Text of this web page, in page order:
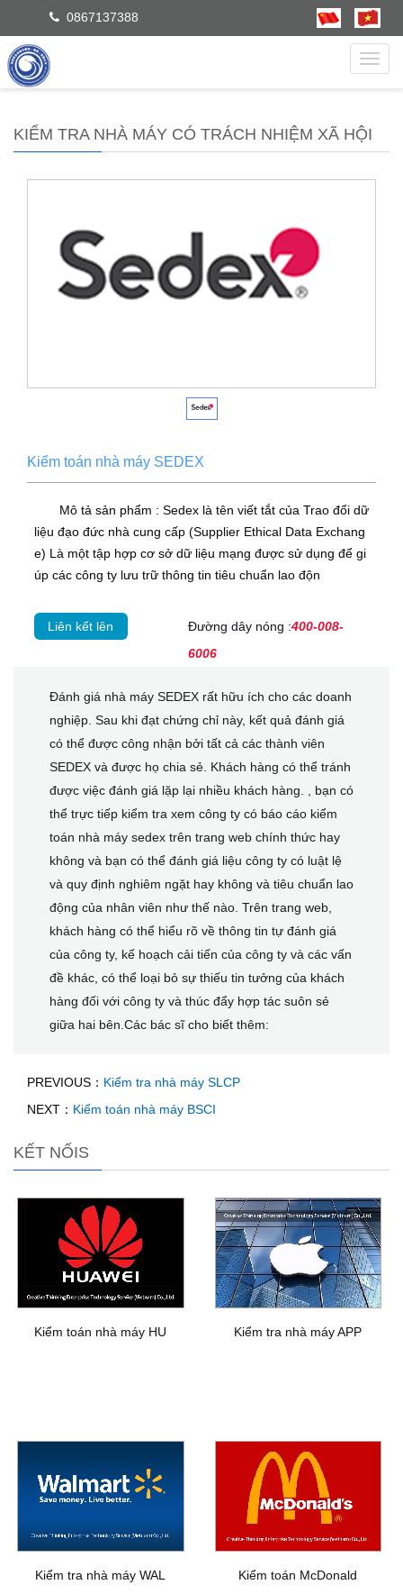
0867137388
dẫn
KIỂM TRA NHÀ MÁY CÓ TRÁCH NHIỆM XÃ HỘI
Kiểm toán nhà máy SEDEX
Mô tả sản phẩm : Sedex là tên viết tắt của Trao đổi dữ
liệu đạo đức nhà cung cấp (Supplier Ethical Data Exchang
e) Là một tập hợp cơ sở dữ liệu mạng được sử dụng để gi
úp các công ty lưu trữ thông tin tiêu chuẩn lao độn
Liên kết lên Đường dây nóng :400-008-
6006
Đánh giá nhà máy SEDEX rất hữu ích cho các doanh
nghiệp. Sau khi đạt chứng chỉ này, kết quả đánh giá
có thể được công nhận bởi tất cả các thành viên
SEDEX và được họ chia sẻ. Khách hàng có thể tránh
được việc đánh giá lặp lại nhiều khách hàng. , bạn có
thể trực tiếp kiểm tra xem công ty có báo cáo kiểm
toán nhà máy sedex trên trang web chính thức hay
không và bạn có thể đánh giá liệu công ty có luật lệ
và quy định nghiêm ngặt hay không và tiêu chuẩn lao
động của nhân viên như thế nào. Trên trang web,
khách hàng có thể hiểu rõ về thông tin tự đánh giá
của công ty, kế hoạch cải tiến của công ty và các vấn
đề khác, có thể loại bỏ sự thiếu tin tưởng của khách
hàng đối với công ty và thúc đẩy hợp tác suôn sẻ
giữa hai bên.Các bác sĩ cho biết thêm:
PREVIOUS： Kiểm tra nhà máy SLCP
NEXT： Kiểm toán nhà máy BSCI
KẾT NỐIS
Kiểm toán nhà máy HU Kiểm tra nhà máy APP
Kiểm tra nhà máy WAL Kiểm toán McDonald